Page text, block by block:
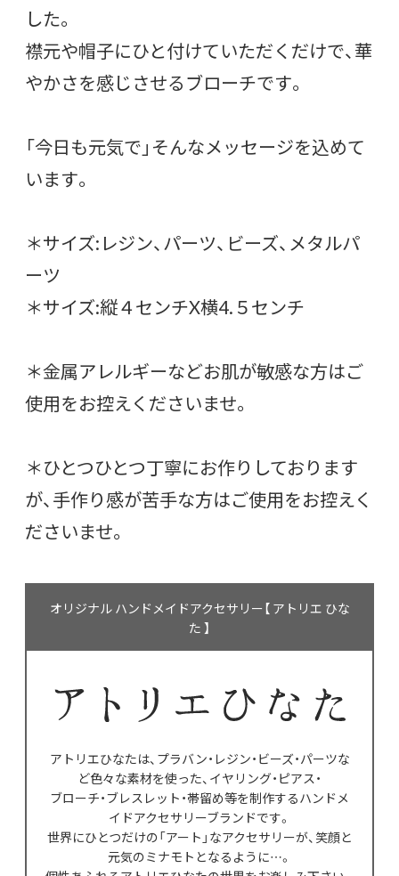
した。
襟元や帽子にひと付けていただくだけで、華
やかさを感じさせるブローチです。
「今日も元気で」そんなメッセージを込めて
います。
＊サイズ:レジン、パーツ、ビーズ、メタルパ
ーツ
＊サイズ:縦４センチX横4.５センチ
＊金属アレルギーなどお肌が敏感な方はご
使用をお控えくださいませ。
＊ひとつひとつ丁寧にお作りしております
が、手作り感が苦手な方はご使用をお控えく
ださいませ。
オリジナル ハンドメイドアクセサリー【 アトリエ ひな
た 】
アトリエひなたは、プラバン・レジン・ビーズ・パーツな
ど色々な素材を使った、イヤリング・ピアス・
ブローチ・ブレスレット・帯留め等を制作するハンドメ
イドアクセサリーブランドです。
世界にひとつだけの「アート」なアクセサリーが、笑顔と
元気のミナモトとなるように…。